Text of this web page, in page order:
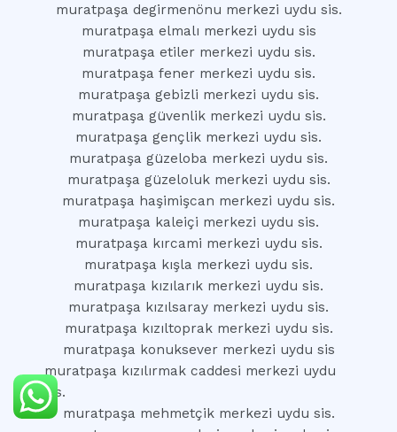
muratpaşa degirmenönu merkezi uydu sis.
muratpaşa elmalı merkezi uydu sis
muratpaşa etiler merkezi uydu sis.
muratpaşa fener merkezi uydu sis.
muratpaşa gebizli merkezi uydu sis.
muratpaşa güvenlik merkezi uydu sis.
muratpaşa gençlik merkezi uydu sis.
muratpaşa güzeloba merkezi uydu sis.
muratpaşa güzeloluk merkezi uydu sis.
muratpaşa haşimişcan merkezi uydu sis.
muratpaşa kaleiçi merkezi uydu sis.
muratpaşa kırcami merkezi uydu sis.
muratpaşa kışla merkezi uydu sis.
muratpaşa kızılarık merkezi uydu sis.
muratpaşa kızılsaray merkezi uydu sis.
muratpaşa kızıltoprak merkezi uydu sis.
muratpaşa konuksever merkezi uydu sis
muratpaşa kızılırmak caddesi merkezi uydu
sis.
muratpaşa mehmetçik merkezi uydu sis.